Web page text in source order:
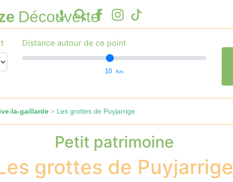
Découverte
Distance autour de ce point
10 Km
la-gaillarde> Les grottes de Puyjarrige
Petit patrimoine
grottes de Puyjarrige